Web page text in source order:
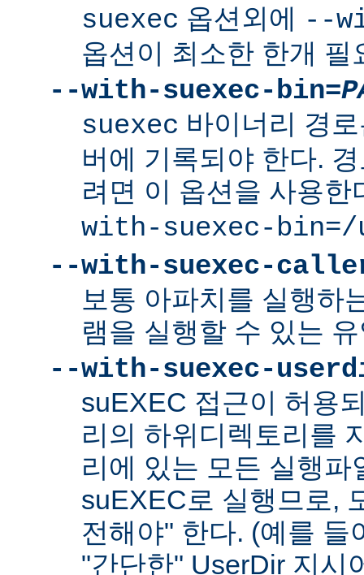
suexec 옵션외에
--
옵션이 최소한 한개 필
--with-suexec-bin=
suexec 바이너리 경
버에 기록되야 한다.
려면 이 옵션을 사용
with-suexec-
--with-suexec-
보통 아파치를 실행하
램을 실행할 수 있는
--with-suexec-
suEXEC 접근이 허용
리의 하위디렉토리를
리에 있는 모든 실행파
suEXEC로 실행므로,
전해야" 한다. (예를 들
"간단한" UserDir 지시